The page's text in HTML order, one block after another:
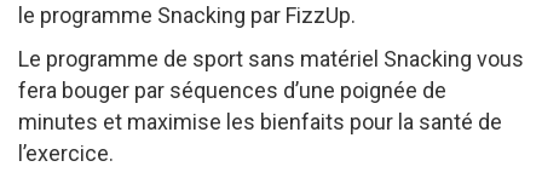
le programme Snacking par FizzUp.
Le programme de sport sans matériel Snacking vous
fera bouger par séquences d’une poignée de
minutes et maximise les bienfaits pour la santé de
l’exercice.